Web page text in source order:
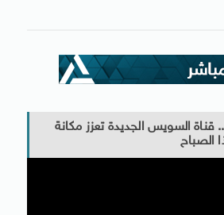
قناة السويس الجديدة تعزز مكانة
الصباح